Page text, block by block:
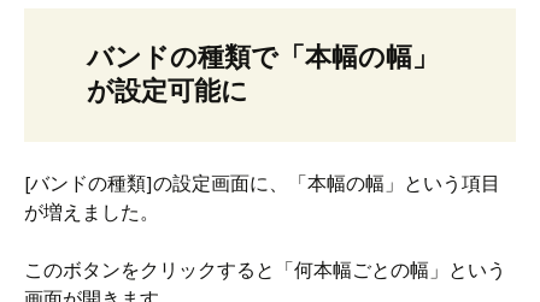
バンドの種類で「本幅の幅」
が設定可能に
[バンドの種類]の設定画面に、「本幅の幅」という項目
が増えました。
このボタンをクリックすると「何本幅ごとの幅」という